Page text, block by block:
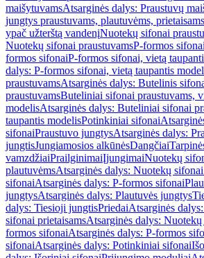
maišytuvamsAtsarginės dalys: Praustuvų
jungtys praustuvams, plautuvėms,
ypač užterštą vandenįNuotekų sifonai
Nuotekų sifonai praustuvamsP-formos sifonai
formos sifonaiP-formos sifonai, vietą
dalys: P-formos sifonai, vietą taupantis
praustuvamsAtsarginės dalys: Butelinis
praustuvamsButeliniai sifonai praustuvams,
modelisAtsarginės dalys: Buteliniai sifonai
taupantis modelisPotinkiniai sifonai
sifonaiPraustuvo jungtysAtsarginės dalys:
jungtisJungiamosios alkūnėsDangčiai
vamzdžiaiPrailginimaiĮjungimaiNuotekų
plautuvėmsAtsarginės dalys: Nuotekų
sifonaiAtsarginės dalys: P-formos sifonai
jungtysAtsarginės dalys: Plautuvės jungtys
dalys: Tiesioji jungtisPriedaiAtsarginės
sifonai prietaisamsAtsarginės dalys:
formos sifonaiAtsarginės dalys: P-formos
sifonaiAtsarginės dalys: Potinkiniai sifonai